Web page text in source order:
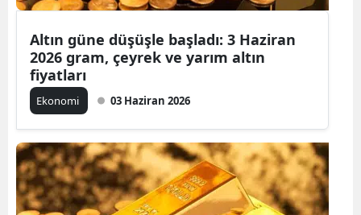
Altın güne düşüşle başladı: 3 Haziran
2026 gram, çeyrek ve yarım altın
fiyatları
Ekonomi 03 Haziran 2026